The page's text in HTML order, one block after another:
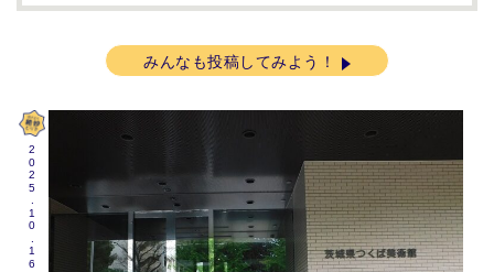
みんなも投稿してみよう！
2025.10.16